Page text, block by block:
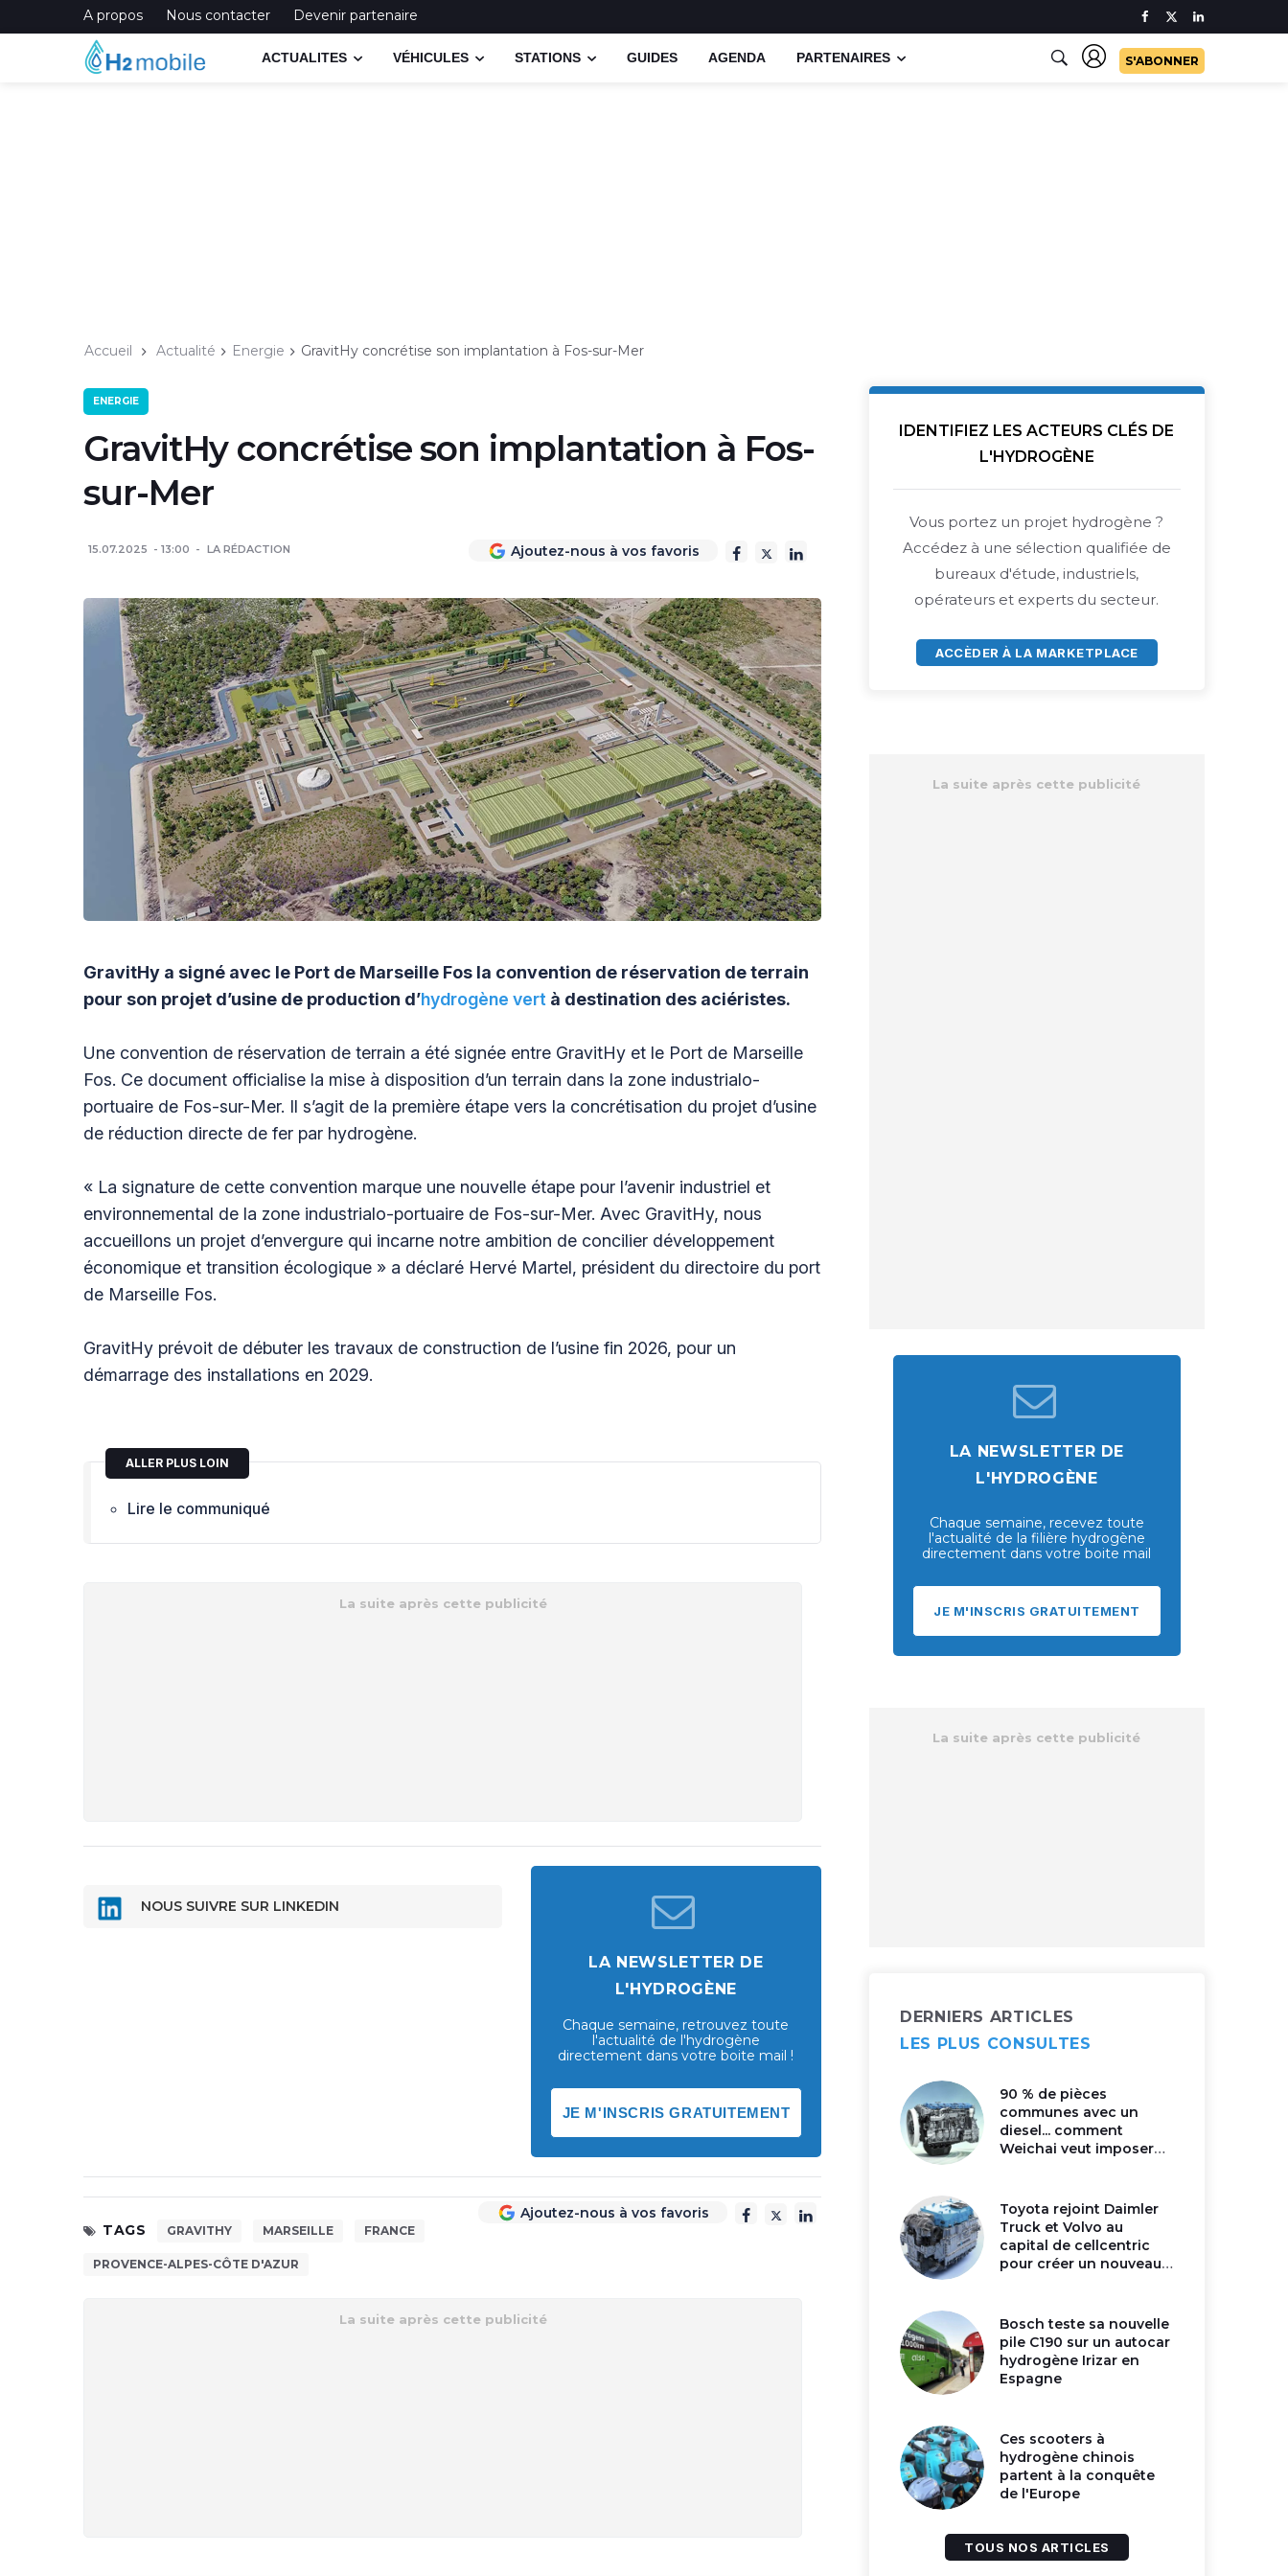
A propos Nous contacter Devenir partenaire
ACTUALITES VÉHICULES STATIONS GUIDES AGENDA PARTENAIRES S'ABONNER
Accueil Actualité Energie GravitHy concrétise son implantation à Fos-sur-Mer
ENERGIE
GravitHy concrétise son implantation à Fos-
sur-Mer
15.07.2025 13:00 LA RÉDACTION Ajoutez-nous à vos favoris
GravitHy a signé avec le Port de Marseille Fos la convention de réservation de terrain
pour son projet d’usine de production d’hydrogène vert à destination des aciéristes.
Une convention de réservation de terrain a été signée entre GravitHy et le Port de Marseille
Fos. Ce document officialise la mise à disposition d’un terrain dans la zone industrialo-
portuaire de Fos-sur-Mer. Il s’agit de la première étape vers la concrétisation du projet d’usine
de réduction directe de fer par hydrogène.
« La signature de cette convention marque une nouvelle étape pour l’avenir industriel et
environnemental de la zone industrialo-portuaire de Fos-sur-Mer. Avec GravitHy, nous
accueillons un projet d’envergure qui incarne notre ambition de concilier développement
économique et transition écologique » a déclaré Hervé Martel, président du directoire du port
de Marseille Fos.
GravitHy prévoit de débuter les travaux de construction de l’usine fin 2026, pour un
démarrage des installations en 2029.
ALLER PLUS LOIN
Lire le communiqué
NOUS SUIVRE SUR LINKEDIN
LA NEWSLETTER DE
L'HYDROGÈNE
Chaque semaine, retrouvez toute
l'actualité de l'hydrogène
directement dans votre boite mail !
JE M'INSCRIS GRATUITEMENT
Ajoutez-nous à vos favoris
TAGS
GRAVITHY MARSEILLE FRANCE
PROVENCE-ALPES-CÔTE D'AZUR
IDENTIFIEZ LES ACTEURS CLÉS DE
L'HYDROGÈNE
Vous portez un projet hydrogène ?
Accédez à une sélection qualifiée de
bureaux d'étude, industriels,
opérateurs et experts du secteur.
ACCÈDER À LA MARKETPLACE
LA NEWSLETTER DE
L'HYDROGÈNE
Chaque semaine, recevez toute
l'actualité de la filière hydrogène
directement dans votre boite mail
JE M'INSCRIS GRATUITEMENT
DERNIERS ARTICLES
LES PLUS CONSULTES
90 % de pièces
communes avec un
diesel... comment
Weichai veut imposer
Toyota rejoint Daimler
Truck et Volvo au
capital de cellcentric
pour créer un nouveau
Bosch teste sa nouvelle
pile C190 sur un autocar
hydrogène Irizar en
Espagne
Ces scooters à
hydrogène chinois
partent à la conquête
de l'Europe
TOUS NOS ARTICLES